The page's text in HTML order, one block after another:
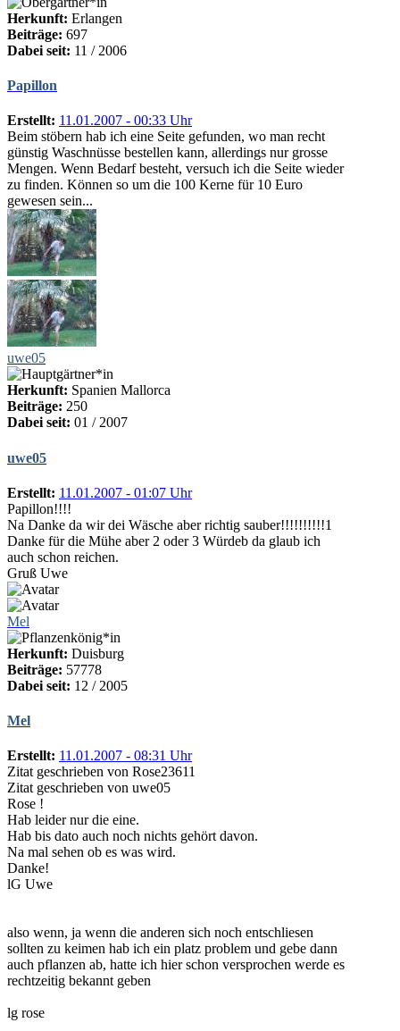
Herkunft: Erlangen
Beiträge: 697
Dabei seit: 11 / 2006
Papillon
Erstellt: 11.01.2007 - 00:33 Uhr
Beim stöbern hab ich eine Seite gefunden, wo man recht
günstig Waschnüsse bestellen kann, allerdings nur grosse
Mengen. Wenn Bedarf besteht, versuch ich die Seite wieder
zu finden. Können so um die 100 Kerne für 10 Euro
gewesen sein...
uwe05
Herkunft: Spanien Mallorca
Beiträge: 250
Dabei seit: 01 / 2007
uwe05
Erstellt: 11.01.2007 - 01:07 Uhr
Papillon!!!!
Na Danke da wir dei Wäsche aber richtig sauber!!!!!!!!!!1
Danke für die Mühe aber 2 oder 3 Würdeb da glaub ich
auch schon reichen.
Gruß Uwe
Mel
Herkunft: Duisburg
Beiträge: 57778
Dabei seit: 12 / 2005
Mel
Erstellt: 11.01.2007 - 08:31 Uhr
Zitat geschrieben von Rose23611
Zitat geschrieben von uwe05
Rose !
Hab leider nur die eine.
Hab bis dato auch noch nichts gehört davon.
Na mal sehen ob es was wird.
Danke!
lG Uwe
also wenn, ja wenn die anderen sich noch entschliesen
sollten zu keimen hab ich ein platz problem und gebe dann
auch pflanzen ab, hatte ich hier schon versprochen werde es
rechtzeitig bekannt geben
lg rose